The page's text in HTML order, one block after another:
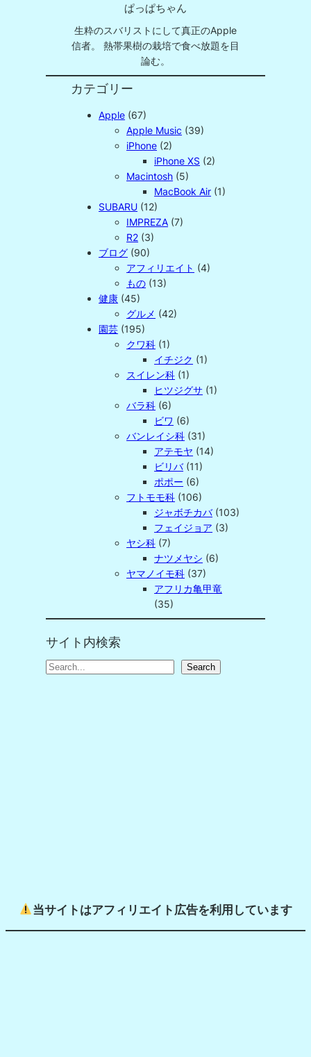
ぱっぱちゃん
生粋のスバリストにして真正のApple
信者。 熱帯果樹の栽培で食べ放題を目
論む。
カテゴリー
Apple (67)
Apple Music (39)
iPhone (2)
iPhone XS (2)
Macintosh (5)
MacBook Air (1)
SUBARU (12)
IMPREZA (7)
R2 (3)
ブログ (90)
アフィリエイト (4)
もの (13)
健康 (45)
グルメ (42)
園芸 (195)
クワ科 (1)
イチジク (1)
スイレン科 (1)
ヒツジグサ (1)
バラ科 (6)
ビワ (6)
バンレイシ科 (31)
アテモヤ (14)
ビリバ(11)
ポポー (6)
フトモモ科 (106)
ジャボチカバ(103)
フェイジョア (3)
ヤシ科 (7)
ナツメヤシ (6)
ヤマノイモ科 (37)
アフリカ亀甲竜
(35)
サイト内検索
S
Search
当サイトはアフィリエイト広告を利用しています